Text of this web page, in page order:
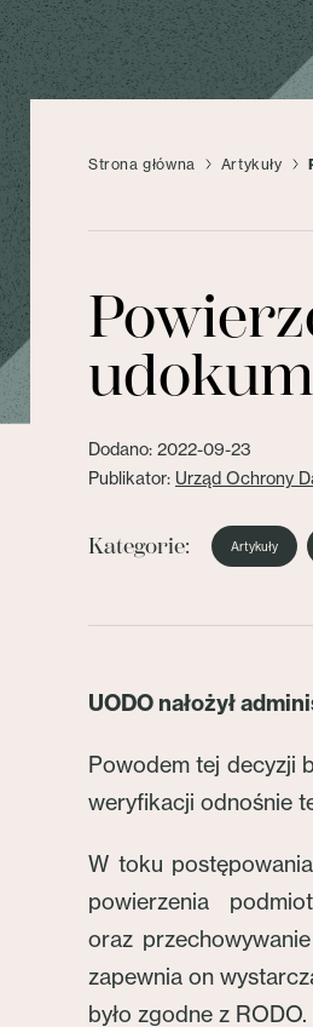
Strona główna Artykuły
Dodano: 2022-09-23
Publikator: Urząd Ochrony
Kategorie: Artykuły
UODO nałożył
Powodem tej decyzji
weryfikacji odnośnie
W toku
powierzenia
oraz
zapewnia on
było zgodne z RODO.